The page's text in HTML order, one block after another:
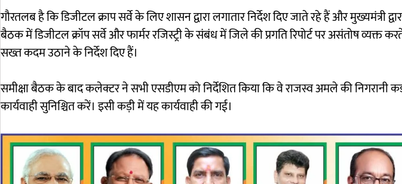
गौरतलब है कि डिजीटल क्राप सर्वे के लिए शासन द्वारा लगातार निर्देश दिए जाते रहे हैं और मुख्यमंत्री
बैठक में डिजीटल क्रॉप सर्वे और फार्मर रजिस्ट्री के संबंध में जिले की प्रगति रिपोर्ट पर असंतोष व्यक्त
सख्त कदम उठाने के निर्देश दिए हैं।
समीक्षा बैठक के बाद कलेक्टर ने सभी एसडीएम को निर्देशित किया कि वे राजस्व अमले की निगरानी
कार्यवाही सुनिश्चित करें। इसी कड़ी में यह कार्यवाही की गई।